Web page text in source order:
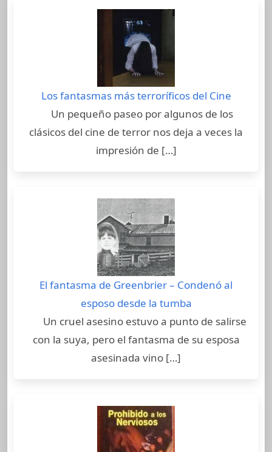
Los fantasmas más terroríficos del Cine
Un pequeño paseo por algunos de los
clásicos del cine de terror nos deja a veces la
impresión de […]
El fantasma de Greenbrier – Condenó al
esposo desde la tumba
Un cruel asesino estuvo a punto de salirse
con la suya, pero el fantasma de su esposa
asesinada vino […]